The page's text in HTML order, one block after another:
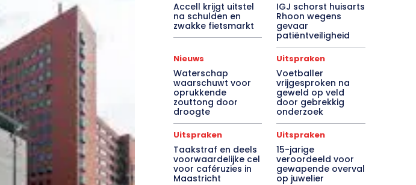
Accell krijgt uitstel
na schulden en
zwakke fietsmarkt
IGJ schorst huisarts
Rhoon wegens
gevaar
patiëntveiligheid
Nieuws
Waterschap
waarschuwt voor
oprukkende
zouttong door
droogte
Uitspraken
Voetballer
vrijgesproken na
geweld op veld
door gebrekkig
onderzoek
Uitspraken
Taakstraf en deels
voorwaardelijke cel
voor caféruzies in
Maastricht
Uitspraken
15-jarige
veroordeeld voor
gewapende overval
op juwelier